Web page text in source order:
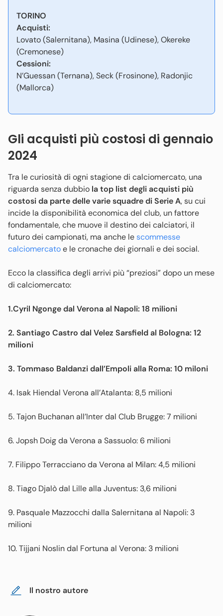
TORINO
Acquisti:
Lovato (Salernitana), Masina (Udinese), Okereke
(Cremonese)
Cessioni:
N’Guessan (Ternana), Seck (Frosinone), Radonjic
(Mallorca)
Gli acquisti più costosi di gennaio
2024
Tra le curiosità di ogni stagione di calciomercato, una
riguarda senza dubbio la top list degli acquisti più
costosi da parte delle varie squadre di Serie A, su cui
incide la disponibilità economica del club, un fattore
fondamentale, che muove il destino dei calciatori, il
futuro dei campionati, ma anche lescommesse
calciomercatoe le cronache dei giornali e dei social.
Ecco la classifica degli arrivi più “preziosi” dopo un mese
di calciomercato:
1.Cyril Ngonge dal Verona al Napoli: 18 milioni
2. Santiago Castro dal Velez Sarsfield al Bologna: 12
milioni
3. Tommaso Baldanzi dall’Empoli alla Roma: 10 miloni
4. Isak Hiendal Verona all’Atalanta: 8,5 milioni
5. Tajon Buchanan all’Inter dal Club Brugge: 7 milioni
6. Jopsh Doig da Verona a Sassuolo: 6 milioni
7. Filippo Terracciano da Verona al Milan: 4,5 milioni
8. Tiago Djalò dal Lille alla Juventus: 3,6 milioni
9. Pasquale Mazzocchi dalla Salernitana al Napoli: 3
milioni
10. Tijjani Noslin dal Fortuna al Verona: 3 milioni
Il nostro autore